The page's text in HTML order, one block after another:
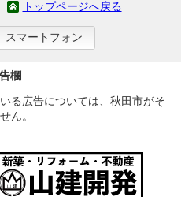
トップページへ戻る
スマートフォン
欄
る広告については、秋田市がそ
ん。